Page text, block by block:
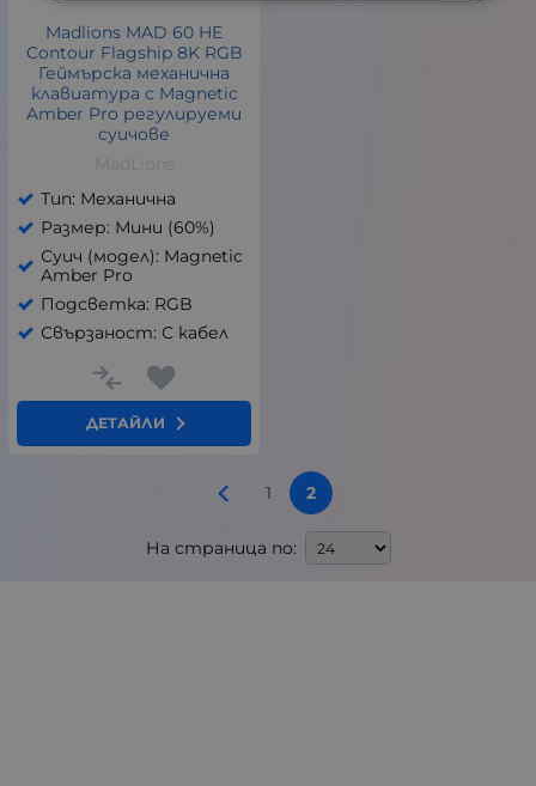
Madlions MAD 60 HE
Contour Flagship 8K RGB
Геймърска механична
клавиатура с Magnetic
Amber Pro регулируеми
суичове
Тип: Механична
Размер: Мини (60%)
Суич (модел): Magnetic
Amber Pro
Подсветка: RGB
Свързаност: С кабел
ДЕТАЙЛИ
1 2
На страница по: